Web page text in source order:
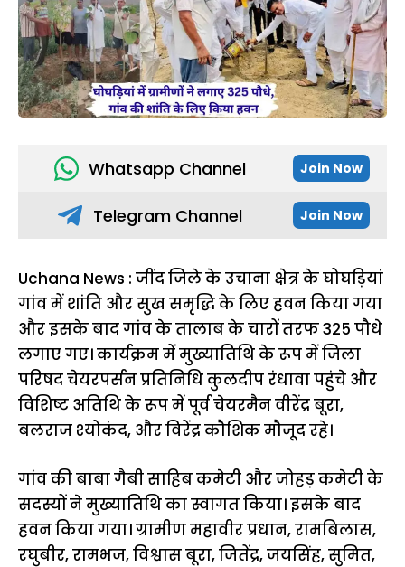
Whatsapp Channel Join Now
Telegram Channel Join Now
Uchana News : जींद जिले के उचाना क्षेत्र के घोघड़ियां
गांव में शांति और सुख समृद्धि के लिए हवन किया गया
और इसके बाद गांव के तालाब के चारों तरफ 325 पौधे
लगाए गए। कार्यक्रम में मुख्यातिथि के रूप में जिला
परिषद चेयरपर्सन प्रतिनिधि कुलदीप रंधावा पहुंचे और
विशिष्ट अतिथि के रूप में पूर्व चेयरमैन वीरेंद्र बूरा,
बलराज श्योकंद, और विरेंद्र कौशिक मौजूद रहे।
गांव की बाबा गैबी साहिब कमेटी और जोहड़ कमेटी के
सदस्यों ने मुख्यातिथि का स्वागत किया। इसके बाद
हवन किया गया। ग्रामीण महावीर प्रधान, रामबिलास,
रघुबीर, रामभज, विश्वास बूरा, जितेंद्र, जयसिंह, सुमित,